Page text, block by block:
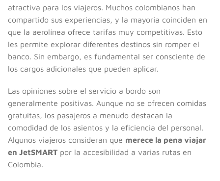
atractiva para los viajeros. Muchos colombianos han
compartido sus experiencias, y la mayoría coinciden en
que la aerolínea ofrece tarifas muy competitivas. Esto
les permite explorar diferentes destinos sin romper el
banco. Sin embargo, es fundamental ser consciente de
los cargos adicionales que pueden aplicar.
Las opiniones sobre el servicio a bordo son
generalmente positivas. Aunque no se ofrecen comidas
gratuitas, los pasajeros a menudo destacan la
comodidad de los asientos y la eficiencia del personal.
Algunos viajeros consideran que merece la pena viajar
en JetSMART por la accesibilidad a varias rutas en
Colombia.